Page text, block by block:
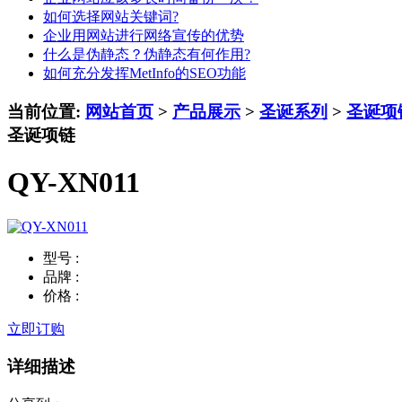
如何选择网站关键词?
企业用网站进行网络宣传的优势
什么是伪静态？伪静态有何作用?
如何充分发挥MetInfo的SEO功能
当前位置: 网站首页 > 产品展示 > 圣诞系列 > 圣诞项
圣诞项链
QY-XN011
型号 :
品牌 :
价格 :
立即订购
详细描述